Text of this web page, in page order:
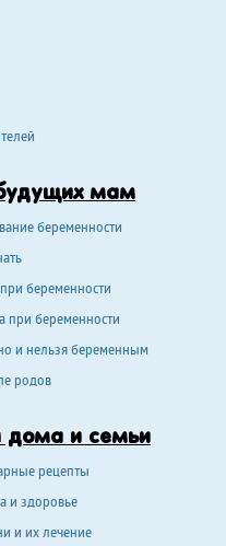
мам
беременности
беременности
при беременности
и нельзя беременным
родов
дома и семьи
рецепты
и здоровье
и их лечение